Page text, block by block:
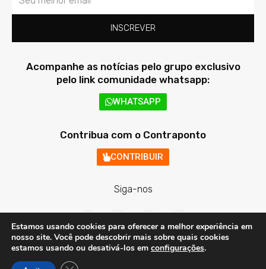
INSCREVER
Acompanhe as notícias pelo grupo exclusivo
pelo link comunidade whatsapp:
WHATSAPP
Contribua com o Contraponto
CONTRIBUIR
Siga-nos
F
a
c
e
b
T
w
i
t
t
I
n
s
t
a
Y
o
u
t
u
Contraponto Digital - Todos os direitos reservados © 2020 - 2026
Estamos usando cookies para oferecer a melhor experiência em
nosso site. Você pode descobrir mais sobre quais cookies
estamos usando ou desativá-los em configurações.